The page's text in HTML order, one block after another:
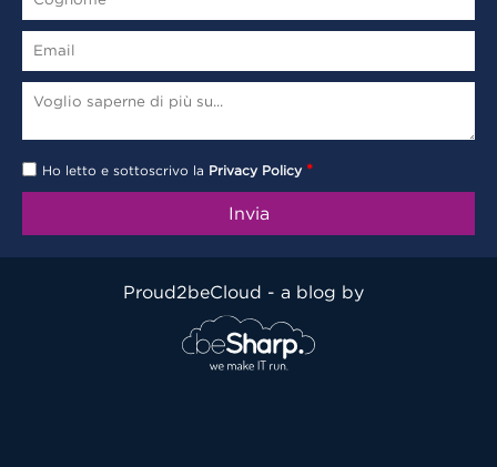
Ho letto e sottoscrivo la Privacy Policy *
Proud2beCloud - a blog by